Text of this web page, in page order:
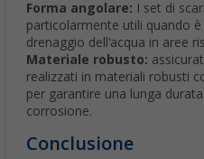
Forma angolare: I set di
particolarmente utili quando è
drenaggio dell'acqua in aree
Materiale robusto:
realizzati in materiali robusti
per garantire una lunga
corrosione.
Conclusione